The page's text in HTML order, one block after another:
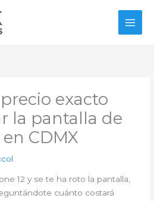
exacto
la pantalla de
CDMX
12 y se te ha roto la pantalla,
cuánto costará